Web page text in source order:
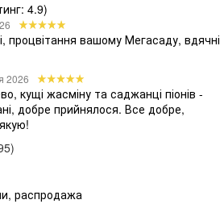
4.9)
процвітання вашому Мегасаду, вдячні
2026
кущі жасміну та саджанці піонів -
добре прийнялося. Все добре,
распродажа